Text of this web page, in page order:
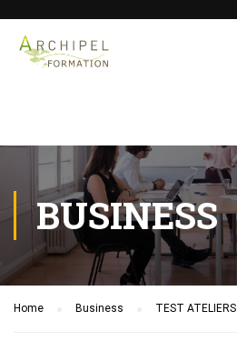
BUSINESS
Home Business TEST ATELIERS